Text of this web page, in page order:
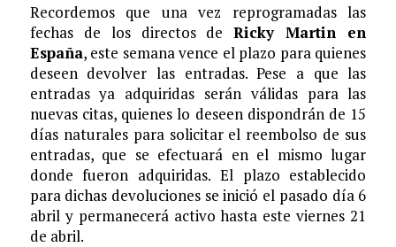
Recordemos que una vez reprogramadas las
fechas de los directos deRicky Martin en
España, este semana vence el plazo para quienes
deseen devolver las entradas. Pese a que las
entradas ya adquiridas serán válidas para las
nuevas citas, quienes lo deseen dispondrán de 15
días naturales para solicitar el reembolso de sus
entradas, que se efectuará en el mismo lugar
donde fueron adquiridas. El plazo establecido
para dichas devoluciones se inició el pasado día 6
abril y permanecerá activo hasta este viernes 21
de abril.